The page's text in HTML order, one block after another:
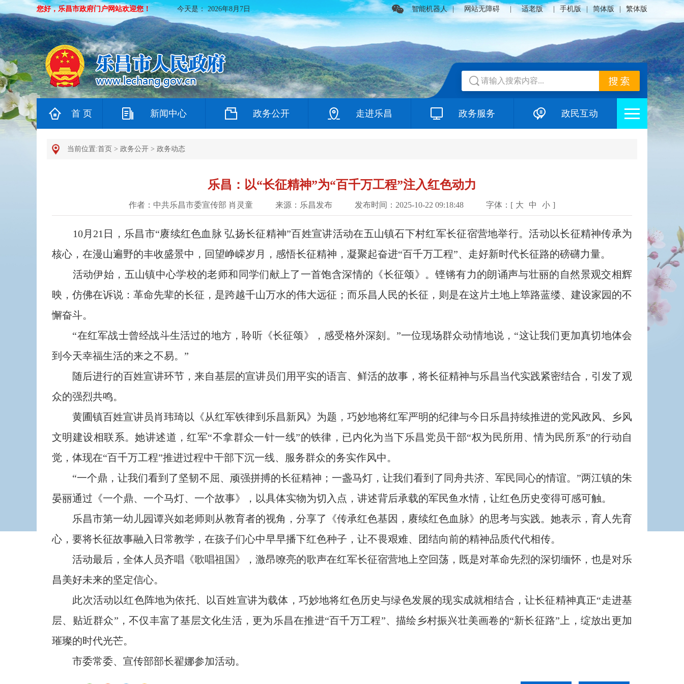
您好，乐昌市政府门户网站欢迎您！ 今天是：2026年8月7日 智能机器人 | 网站无障碍 适老版 手机版 简体版 繁体版
首 页 新闻中心 政务公开 走进乐昌 政务服务 政民互动
当前位置:首页 > 政务公开 > 政务动态
乐昌：以“长征精神”为“百千万工程”注入红色动力
作者：中共乐昌市委宣传部 肖灵童 来源：乐昌发布 发布时间：2025-10-22 09:18:48 字体：[ 大 中 小 ]
10月21日，乐昌市“赓续红色血脉 弘扬长征精神”百姓宣讲活动在五山镇石下村红军长征宿营地举行。活动以长征精神传承为
核心，在漫山遍野的丰收盛景中，回望峥嵘岁月，感悟长征精神，凝聚起奋进“百千万工程”、走好新时代长征路的磅礴力量。
活动伊始，五山镇中心学校的老师和同学们献上了一首饱含深情的《长征颂》。铿锵有力的朗诵声与壮丽的自然景观交相辉
映，仿佛在诉说：革命先辈的长征，是跨越千山万水的伟大远征；而乐昌人民的长征，则是在这片土地上筚路蓝缕、建设家园的不
懈奋斗。
“在红军战士曾经战斗生活过的地方，聆听《长征颂》，感受格外深刻。”一位现场群众动情地说，“这让我们更加真切地体会
到今天幸福生活的来之不易。”
随后进行的百姓宣讲环节，来自基层的宣讲员们用平实的语言、鲜活的故事，将长征精神与乐昌当代实践紧密结合，引发了观
众的强烈共鸣。
黄圃镇百姓宣讲员肖玮琦以《从红军铁律到乐昌新风》为题，巧妙地将红军严明的纪律与今日乐昌持续推进的党风政风、乡风
文明建设相联系。她讲述道，红军“不拿群众一针一线”的铁律，已内化为当下乐昌党员干部“权为民所用、情为民所系”的行动自
觉，体现在“百千万工程”推进过程中干部下沉一线、服务群众的务实作风中。
“一个鼎，让我们看到了坚韧不屈、顽强拼搏的长征精神；一盏马灯，让我们看到了同舟共济、军民同心的情谊。”两江镇的朱
晏丽通过《一个鼎、一个马灯、一个故事》，以具体实物为切入点，讲述背后承载的军民鱼水情，让红色历史变得可感可触。
乐昌市第一幼儿园谭兴如老师则从教育者的视角，分享了《传承红色基因，赓续红色血脉》的思考与实践。她表示，育人先育
心，要将长征故事融入日常教学，在孩子们心中早早播下红色种子，让不畏艰难、团结向前的精神品质代代相传。
活动最后，全体人员齐唱《歌唱祖国》，激昂嘹亮的歌声在红军长征宿营地上空回荡，既是对革命先烈的深切缅怀，也是对乐
昌美好未来的坚定信心。
此次活动以红色阵地为依托、以百姓宣讲为载体，巧妙地将红色历史与绿色发展的现实成就相结合，让长征精神真正“走进基
层、贴近群众”，不仅丰富了基层文化生活，更为乐昌在推进“百千万工程”、描绘乡村振兴壮美画卷的“新长征路”上，绽放出更加
璀璨的时代光芒。
市委常委、宣传部部长翟娜参加活动。